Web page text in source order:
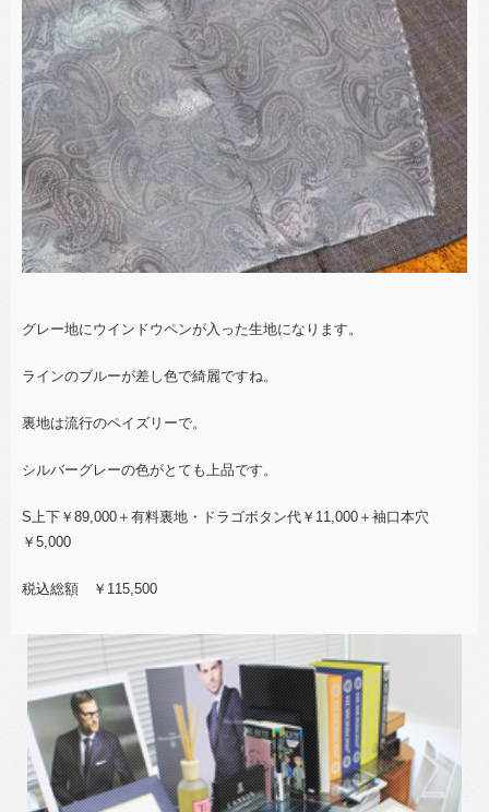
グレー地にウインドウペンが入った生地になります。
ラインのブルーが差し色で綺麗ですね。
裏地は流行のペイズリーで。
シルバーグレーの色がとても上品です。
S上下￥89,000＋有料裏地・ドラゴボタン代￥11,000＋袖口本穴
￥5,000
税込総額 ￥115,500